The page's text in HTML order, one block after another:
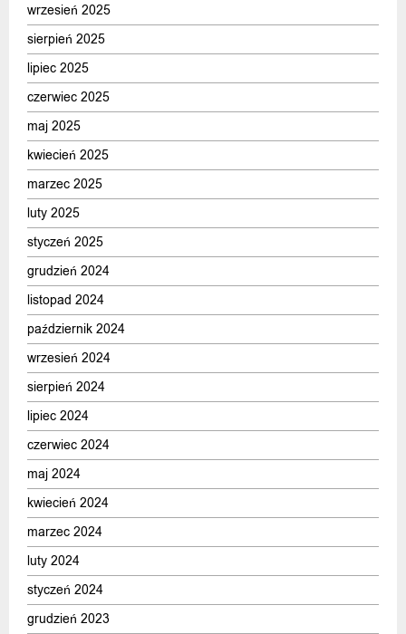
wrzesień 2025
sierpień 2025
lipiec 2025
czerwiec 2025
maj 2025
kwiecień 2025
marzec 2025
luty 2025
styczeń 2025
grudzień 2024
listopad 2024
październik 2024
wrzesień 2024
sierpień 2024
lipiec 2024
czerwiec 2024
maj 2024
kwiecień 2024
marzec 2024
luty 2024
styczeń 2024
grudzień 2023